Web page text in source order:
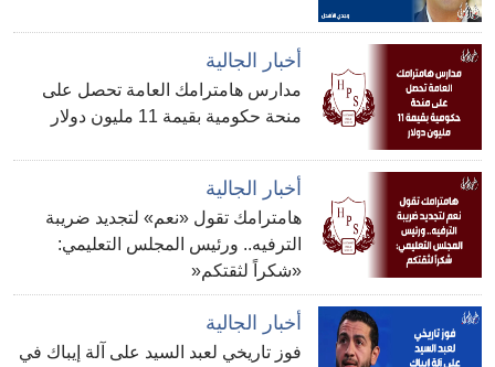
أخبار الجالية
مدارس هامترامك العامة تحصل على
منحة حكومية بقيمة 11 مليون دولار
أخبار الجالية
هامترامك تقول «نعم» لتجديد ضريبة
الترفيه.. ورئيس المجلس التعليمي:
«شكراً لثقتكم«
أخبار الجالية
فوز تاريخي لعبد السيد على آلة إيباك في